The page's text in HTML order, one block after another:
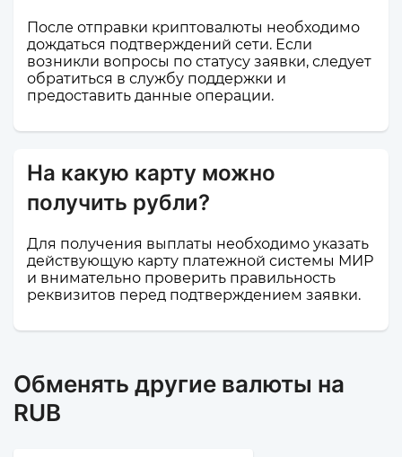
После отправки криптовалюты необходимо
дождаться подтверждений сети. Если
возникли вопросы по статусу заявки, следует
обратиться в службу поддержки и
предоставить данные операции.
На какую карту можно
получить рубли?
Для получения выплаты необходимо указать
действующую карту платежной системы МИР
и внимательно проверить правильность
реквизитов перед подтверждением заявки.
Обменять другие валюты на
RUB